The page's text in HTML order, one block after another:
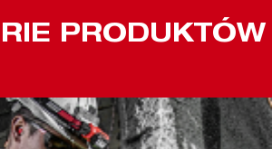
PRODUKTÓW